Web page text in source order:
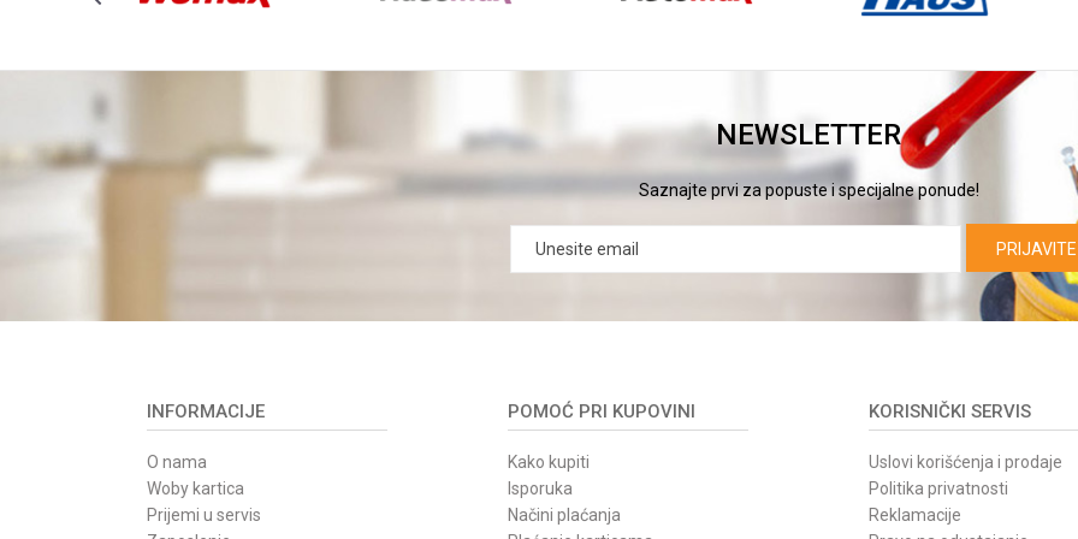
NEWSLETTER
Saznajte prvi za popuste i specijalne ponude!
INFORMACIJE
O nama
Woby kartica
Prijemi u servis
POMOĆ PRI KUPOVINI
Kako kupiti
Isporuka
Načini plaćanja
KORISNIČKI SERVIS
Uslovi korišćenja i prodaje
Politika privatnosti
Reklamacije